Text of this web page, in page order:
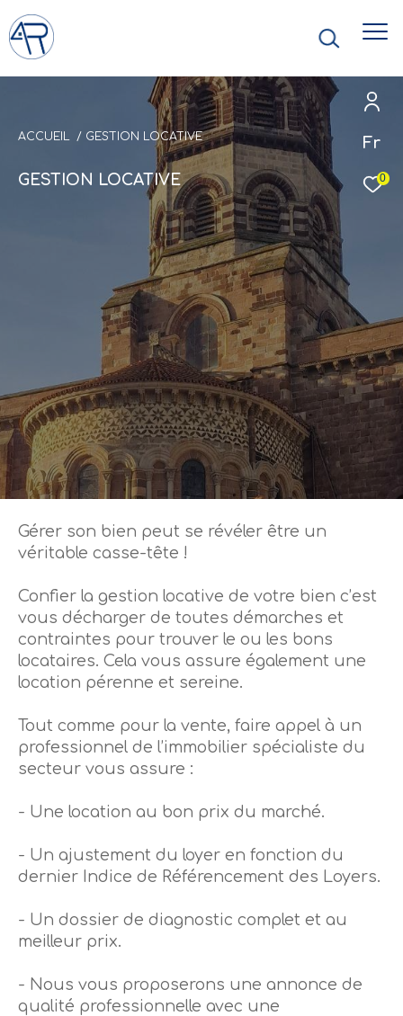
Fr
0
ACCUEIL GESTION LOCATIVE
GESTION LOCATIVE
Gérer son bien peut se révéler être un
véritable casse-tête !
Confier la gestion locative de votre bien c’est
vous décharger de toutes démarches et
contraintes pour trouver le ou les bons
locataires. Cela vous assure également une
location pérenne et sereine.
Tout comme pour la vente, faire appel à un
professionnel de l’immobilier spécialiste du
secteur vous assure :
- Une location au bon prix du marché.
- Un ajustement du loyer en fonction du
dernier Indice de Référencement des Loyers.
- Un dossier de diagnostic complet et au
meilleur prix.
- Nous vous proposerons une annonce de
qualité professionnelle avec une